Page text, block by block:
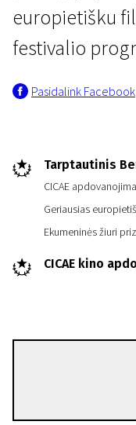
europietišku
festivalio
Pasidalink Facebook
Tarptautinis
CICAE
Geriausias
Ekumeninės žiuri
CICAE kino